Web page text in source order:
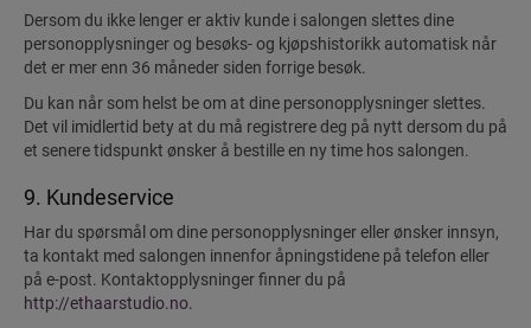
Dersom du ikke lenger er aktiv kunde i salongen slettes dine
personopplysninger og besøks- og kjøpshistorikk automatisk når
det er mer enn 36 måneder siden forrige besøk.
Du kan når som helst be om at dine personopplysninger slettes.
Det vil imidlertid bety at du må registrere deg på nytt dersom du på
et senere tidspunkt ønsker å bestille en ny time hos salongen.
9. Kundeservice
Har du spørsmål om dine personopplysninger eller ønsker innsyn,
ta kontakt med salongen innenfor åpningstidene på telefon eller
på e-post. Kontaktopplysninger finner du på
http://ethaarstudio.no.